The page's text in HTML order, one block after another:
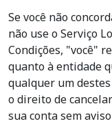
Se você não
não use o Serviço
Condições, "você"
quanto à entidade
qualquer um
o direito de
sua conta sem